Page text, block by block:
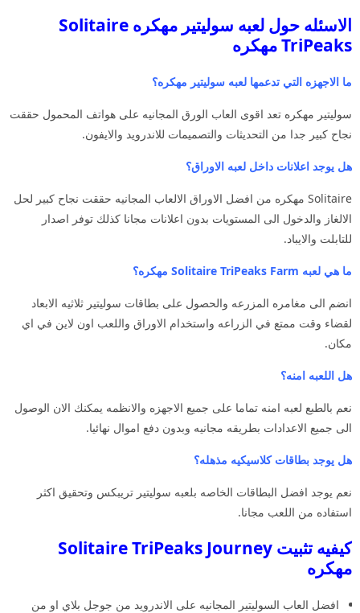
الاسئله حول لعبه سوليتير مهكره Solitaire
TriPeaks مهكره
ما الاجهزه التي تدعمها لعبه سوليتير مهكره؟
سوليتير مهكره تعد اقوى العاب الورق المجانيه على هواتف المحمول حققت
نجاح كبير جدا من التحديثات والتصميمات للاندرويد والايفون.
هل يوجد اعلانات داخل لعبه الاوراق؟
Solitaire مهكره من افضل الاوراق الالعاب المجانيه حققت نجاح كبير لحل
الالغاز والدخول الى المستويات بدون اعلانات مجانا كذلك توفر اصدار
للتابلت والايباد.
ما هي لعبه Solitaire TriPeaks Farm مهكره؟
انضم الى مغامره المزرعه والحصول على بطاقات سوليتير ثلاثيه الابعاد
لقضاء وقت ممتع في الزراعه واستخدام الاوراق واللعب اون لاين في اي
مكان.
هل اللعبه امنه؟
نعم بالطبع لعبه امنه تماما على جميع الاجهزه والانظمه يمكنك الان الوصول
الى جميع الاعدادات بطريقه مجانيه وبدون دفع اموال نهائيا.
هل يوجد بطاقات كلاسيكيه مذهله؟
نعم يوجد افضل البطاقات الخاصه بلعبه سوليتير تريبكس وتحقيق اكثر
استفاده من اللعب مجانا.
كيفيه تثبيت Solitaire TriPeaks Journey
مهكره
افضل العاب السوليتير المجانيه على الاندرويد من جوجل بلاي او من